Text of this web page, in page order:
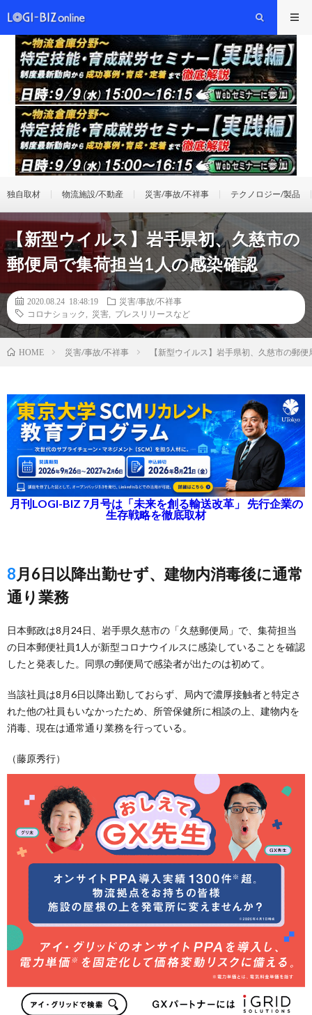
独自取材 物流施設/不動産 災害/事故/不祥事 テクノロジー/製品
【新型ウイルス】岩手県初、久慈市の
郵便局で集荷担当1人の感染確認
2020.08.24 18:48:19
災害/事故/不祥事
コロナショック
災害 プレスリリースなど
HOME 災害/事故/不祥事 【新型ウイルス】岩手県初、久慈市の郵
月刊LOGI-BIZ 7月号は「未来を創る輸送改革」 先行企業の
生存戦略を徹底取材
8月6日以降出勤せず、建物内消毒後に通常
通り業務
日本郵政は8月24日、岩手県久慈市の「久慈郵便局」で、集荷担当
の日本郵便社員1人が新型コロナウイルスに感染していることを確認
したと発表した。同県の郵便局で感染者が出たのは初めて。
当該社員は8月6日以降出勤しておらず、局内で濃厚接触者と特定さ
れた他の社員もいなかったため、所管保健所に相談の上、建物内を
消毒、現在は通常通り業務を行っている。
（藤原秀行）